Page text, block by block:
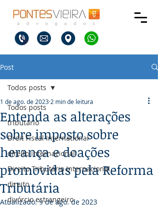
Post
Todos posts
tributário
Droit Fiscal International
direito internacional
Direito Tributário Internacional
direito
divórcio estrangeiro
Todos posts
Entenda as alterações
sobre imposto sobre
herança e doações
promovidas pela Reforma
Tributária
1 de ago. de 2023 2 min de leitura
Atualizado:9 de ago. de 2023